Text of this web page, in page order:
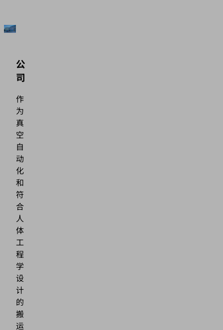
公
司
作
为
真
空
自
动
化
和
符
合
人
体
工
程
学
设
计
的
搬
运